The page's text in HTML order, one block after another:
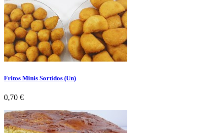
Fritos Minis Sortidos (Un)
Preço
0,70 €